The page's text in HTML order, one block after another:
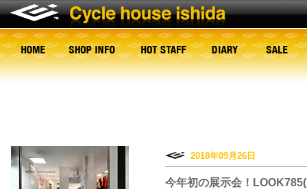
2018年09月26日
今年初の展示会！